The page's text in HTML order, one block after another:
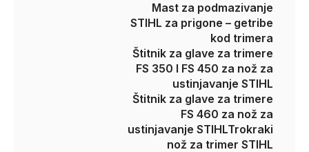
Mast za podmazivanje
STIHL za prigone – getribe
kod trimera
Štitnik za glave za trimere
FS 350 I FS 450 za nož za
ustinjavanje STIHL
Štitnik za glave za trimere
FS 460 za nož za
ustinjavanje STIHLTrokraki
nož za trimer STIHL